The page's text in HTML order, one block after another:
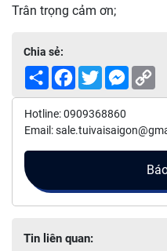
Trân trọng cảm ơn;
Chia sẻ:
Share Facebook
Twitter
Hotline: 0909368860
Email:
Tin liên quan: